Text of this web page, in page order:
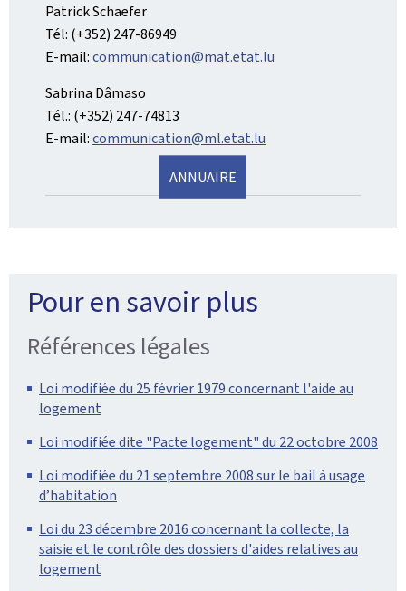
Patrick Schaefer
Tél: (+352) 247-86949
E-mail:communication@mat.etat.lu
Sabrina Dâmaso
Tél.: (+352) 247-74813
E-mail:communication@ml.etat.lu
ANNUAIRE
Pour en savoir plus
Références légales
Loi modifiée du 25 février 1979 concernant l'aide au
logement
Loi modifiée dite "Pacte logement" du 22 octobre 2008
Loi modifiée du 21 septembre 2008 sur le bail à usage
d’habitation
Loi du 23 décembre 2016 concernant la collecte, la
saisie et le contrôle des dossiers d'aides relatives au
logement